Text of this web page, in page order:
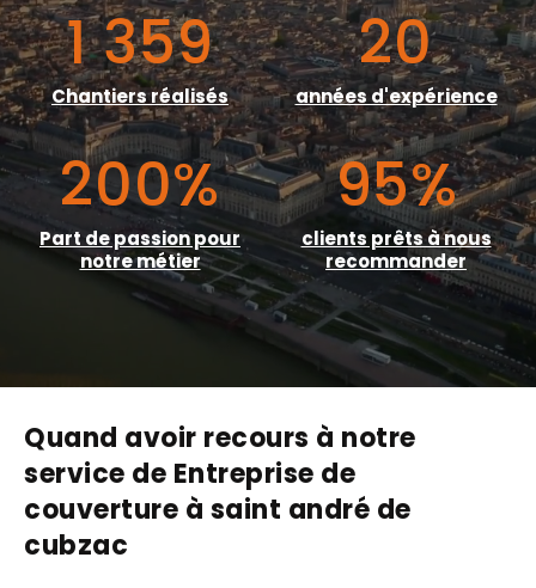
1 359
Chantiers réalisés
20
années d'expérience
200%
Part de passion pour
notre métier
95%
clients prêts à nous
recommander
Quand avoir recours à notre
service de Entreprise de
couverture à saint andré de
cubzac